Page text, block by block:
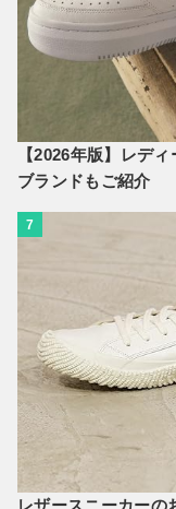
【2026年版】レデ
ブランドもご紹介
7